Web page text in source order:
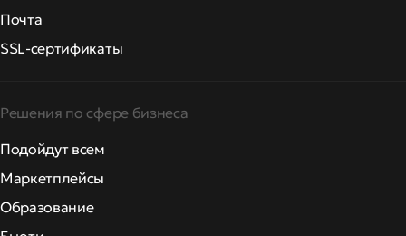
Почта
SSL-сертификаты
Решения по сфере бизнеса
Подойдут всем
Маркетплейсы
Образование